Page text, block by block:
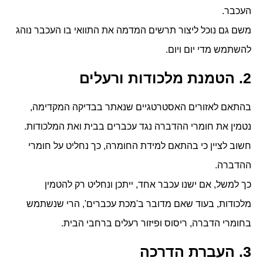
העכבר.
משם גם נוכל ליצור תרשים המדמה את התוואי בו העכבר נוהג
להשתמש מדי יום ויום.
2. הטמנת מלכודות ורעלים
בהתאם לאזורים האסטרטגיים שנאתר בבדיקה המקדימה,
נטמין את חומרי ההדברה נגד עכברים בבית ואת המלכודות.
חשוב לציין כי בהתאם למידת החומרה, כך נחליט על חומרי
ההדברה.
כך למשל, אם ישנו עכבר אחד, ייתכן ונחליט רק להטמין
מלכודות, בעוד שאם מדובר ב'מכת עכברים', הרי שנשתמש
בחומרי הדברה, ריסוס ופיזור רעלים ברחבי הבית.
3. העברת הדרכה